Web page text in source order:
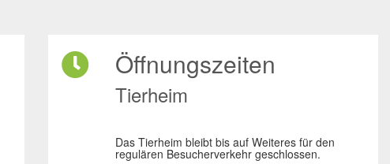
Öffnungszeiten
Tierheim
Das Tierheim bleibt bis auf Weiteres für den
regulären Besucherverkehr geschlossen.